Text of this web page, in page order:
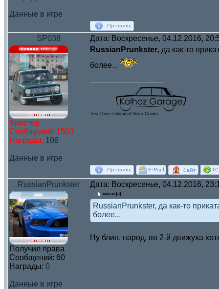
Данные в игре
SP038 Дата: Воскресенье, 04.12.2016,
Хипстер
Сообщений: 1503
Награды: 106
Данные в игре
RussianPrunkster, да как-то
более...
Test Drive Unlimited Solar Crown
RussianPrunkster Дата: Воскресенье, 04.12.2016,
Получил права
Сообщений: 60
Награды: 0
Данные в игре
писал(а):
RussianPrunkster, да как-то
более...
Ну блин, народ, во 2-й движуха